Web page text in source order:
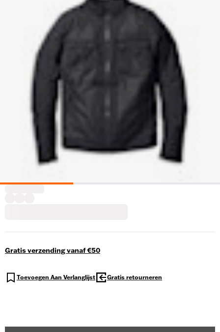
Gratis verzending vanaf €50
Toevoegen Aan Verlanglijst Gratis retourneren